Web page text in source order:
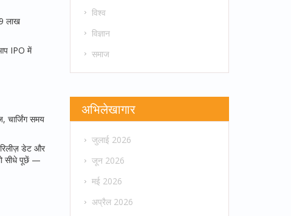
लाख
IPO में
चार्जिंग समय
डेट और
सीधे पूछें —
विश्व
विज्ञान
समाज
अभिलेखागार
जुलाई 2026
जून 2026
मई 2026
अप्रैल 2026